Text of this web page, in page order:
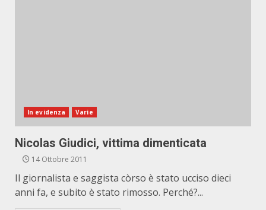
In evidenza Varie
Nicolas Giudici, vittima dimenticata
14 Ottobre 2011
Il giornalista e saggista còrso è stato ucciso dieci
anni fa, e subito è stato rimosso. Perché?...